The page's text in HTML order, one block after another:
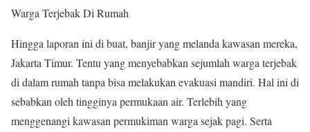
Warga Terjebak Di Rumah
Hingga laporan ini di buat, banjir yang melanda kawasan mereka,
Jakarta Timur. Tentu yang menyebabkan sejumlah warga terjebak
di dalam rumah tanpa bisa melakukan evakuasi mandiri. Hal ini di
sebabkan oleh tingginya permukaan air. Terlebih yang
menggenangi kawasan permukiman warga sejak pagi. Serta